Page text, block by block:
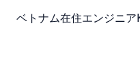
ベトナム在住エンジニア